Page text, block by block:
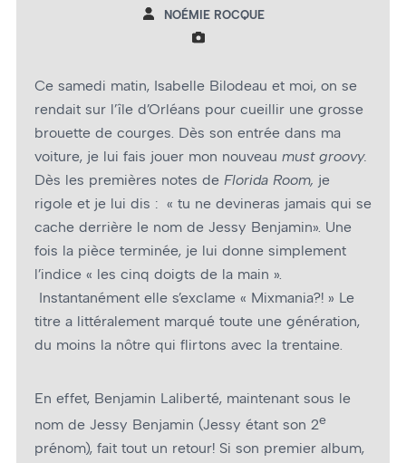
NOÉMIE ROCQUE
Ce samedi matin, Isabelle Bilodeau et moi, on se
rendait sur l’île d’Orléans pour cueillir une grosse
brouette de courges. Dès son entrée dans ma
voiture, je lui fais jouer mon nouveau must groovy.
Dès les premières notes de Florida Room, je
rigole et je lui dis : « tu ne devineras jamais qui se
cache derrière le nom de Jessy Benjamin». Une
fois la pièce terminée, je lui donne simplement
l’indice « les cinq doigts de la main ».
Instantanément elle s’exclame « Mixmania?! » Le
titre a littéralement marqué toute une génération,
du moins la nôtre qui flirtons avec la trentaine.
En effet, Benjamin Laliberté, maintenant sous le
nom de Jessy Benjamin (Jessy étant son 2e
prénom), fait tout un retour! Si son premier album,